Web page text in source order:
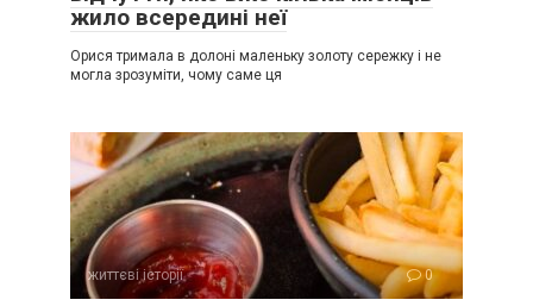
жило всередині неї
Орися тримала в долоні маленьку золоту сережку і не
могла зрозуміти, чому саме ця
життєві історії 0